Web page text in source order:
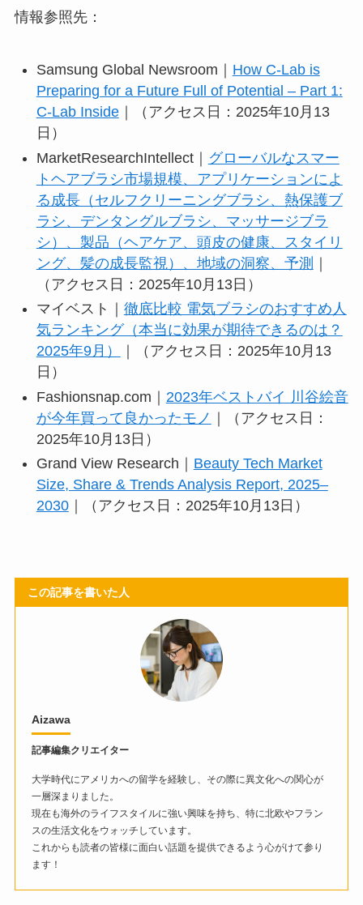
情報参照先：
Samsung Global Newsroom｜ How C-Lab is
Preparing for a Future Full of Potential – Part 1:
C-Lab Inside｜（アクセス日：2025年10月13
日）
MarketResearchIntellect｜ グローバルなスマー
トヘアブラシ市場規模、アプリケーションによ
る成長（セルフクリーニングブラシ、熱保護ブ
ラシ、デンタングルブラシ、マッサージブラ
シ）、製品（ヘアケア、頭皮の健康、スタイリ
ング、髪の成長監視）、地域の洞察、予測 ｜
（アクセス日：2025年10月13日）
マイベスト｜ 徹底比較 電気ブラシのおすすめ人
気ランキング（本当に効果が期待できるのは？
2025年9月）
｜（アクセス日：2025年10月13
日）
Fashionsnap.com｜ 2023年ベストバイ 川谷絵音
が今年買って良かったモノ ｜（アクセス日：
2025年10月13日）
Grand View Research｜ Beauty Tech Market
Size, Share & Trends Analysis Report, 2025–
2030｜（アクセス日：2025年10月13日）
この記事を書いた人
Aizawa
記事編集クリエイター
大学時代にアメリカへの留学を経験し、その際に異文化への関心が
一層深まりました。
現在も海外のライフスタイルに強い興味を持ち、特に北欧やフラン
スの生活文化をウォッチしています。
これからも読者の皆様に面白い話題を提供できるよう心がけて参り
ます！